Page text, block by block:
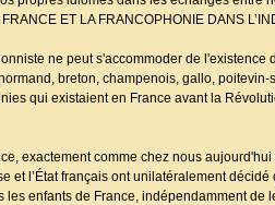
ET LA FRANCOPHONIE DANS
ne peut s'accommoder de l'existence
breton, champenois, gallo,
qui existaient en France avant la
exactement comme chez nous
et l’État français ont unilatéralement
enfants de France, indépendamment de